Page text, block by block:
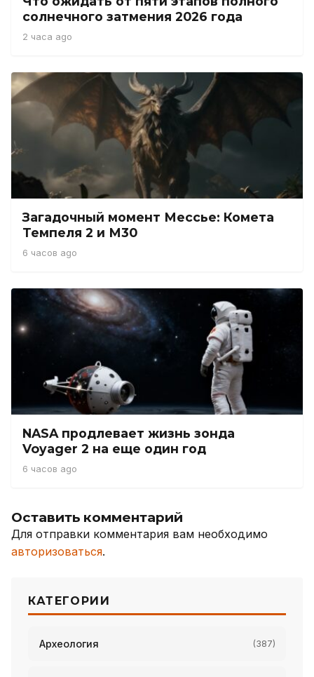
солнечного затмения 2026 года
2 часа ago
Загадочный момент Мессье: Комета
Темпеля 2 и М30
6 часов ago
NASA продлевает жизнь зонда
Voyager 2 на еще один год
6 часов ago
Оставить комментарий
Для отправки комментария вам необходимо
авторизоваться.
КАТЕГОРИИ
Археология (387)